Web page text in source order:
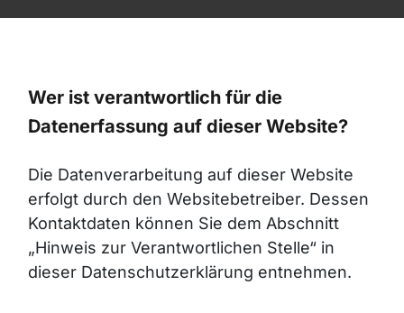
Wer ist verantwortlich für die
Datenerfassung auf dieser Website?
Die Datenverarbeitung auf dieser Website
erfolgt durch den Websitebetreiber. Dessen
Kontaktdaten können Sie dem Abschnitt
„Hinweis zur Verantwortlichen Stelle“ in
dieser Datenschutzerklärung entnehmen.